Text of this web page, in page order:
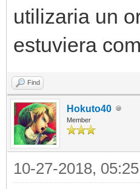
utilizaria un
estuviera
Find
Hokuto40
Member
10-27-2018,